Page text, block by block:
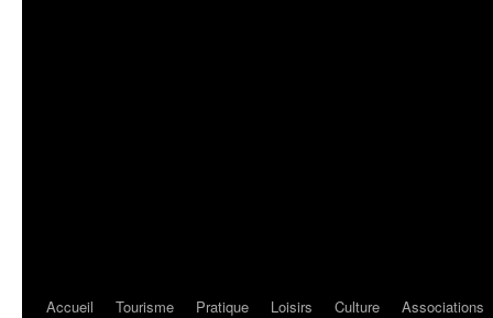
Accueil Tourisme Pratique Loisirs Culture Associations